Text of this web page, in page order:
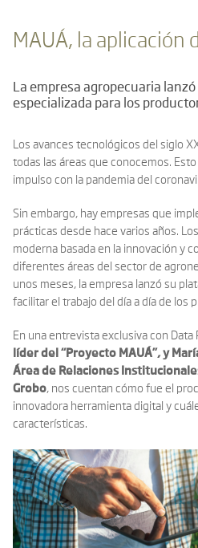
MAUÁ, la aplicación
La empresa agropecuaria
especializada para los
Los avances tecnológicos del siglo
todas las áreas que conocemos.
impulso con la pandemia del
Sin embargo, hay empresas que
prácticas desde hace varios años.
moderna basada en la innovación y
diferentes áreas del sector de
unos meses, la empresa lanzó su
facilitar el trabajo del día a día de los
En una entrevista exclusiva con Data
líder del “Proyecto MAUÁ”, y
Área de Relaciones
Grobo, nos cuentan cómo fue el
innovadora herramienta digital y
características.